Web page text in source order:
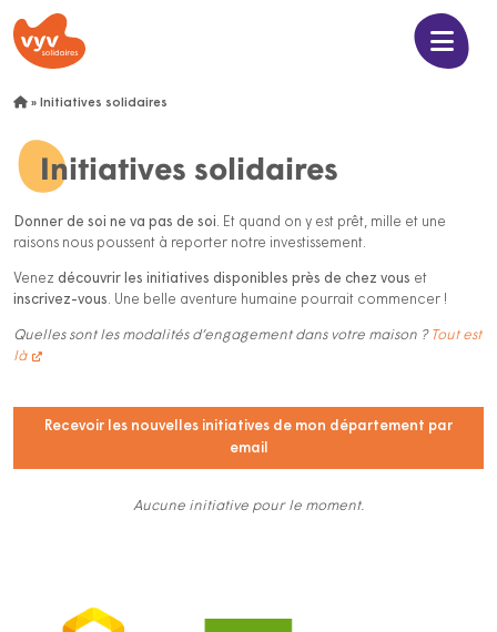
» Initiatives solidaires
Initiatives solidaires
Donner de soi ne va pas de soi. Et quand on y est prêt, mille et une
raisons nous poussent à reporter notre investissement.
Venez découvrir les initiatives disponibles près de chez vous et
inscrivez-vous. Une belle aventure humaine pourrait commencer !
Quelles sont les modalités d’engagement dans votre maison ? Tout est
là
Recevoir les nouvelles initiatives de mon département par
email
Aucune initiative pour le moment.